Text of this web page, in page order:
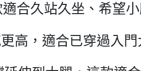
合久站久坐、希望
高，適合已穿過入